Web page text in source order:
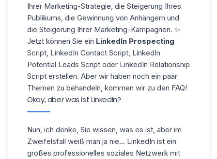
Ihrer Marketing-Strategie, die Steigerung Ihres
Publikums, die Gewinnung von Anhängern und
die Steigerung Ihrer Marketing-Kampagnen. ✨
Jetzt können Sie ein LinkedIn Prospecting
Script, LinkedIn Contact Script, LinkedIn
Potential Leads Script oder LinkedIn Relationship
Script erstellen. Aber wir haben noch ein paar
Themen zu behandeln, kommen wir zu den FAQ!
Okay, aber was ist LinkedIn?
Nun, ich denke, Sie wissen, was es ist, aber im
Zweifelsfall weiß man ja nie... LinkedIn ist ein
großes professionelles soziales Netzwerk mit